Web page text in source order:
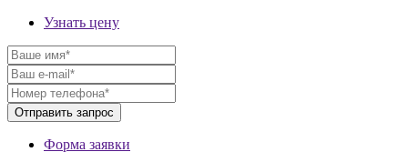
Узнать цену
Форма заявки